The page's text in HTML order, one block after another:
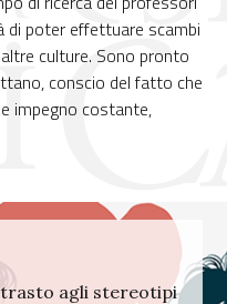
di poter effettuare scambi
culture. Sono pronto
conscio del fatto che
impegno costante,
agli stereotipi